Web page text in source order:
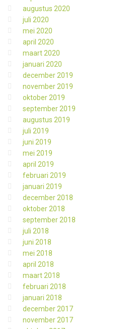
augustus 2020
juli 2020
mei 2020
april 2020
maart 2020
januari 2020
december 2019
november 2019
oktober 2019
september 2019
augustus 2019
juli 2019
juni 2019
mei 2019
april 2019
februari 2019
januari 2019
december 2018
oktober 2018
september 2018
juli 2018
juni 2018
mei 2018
april 2018
maart 2018
februari 2018
januari 2018
december 2017
november 2017